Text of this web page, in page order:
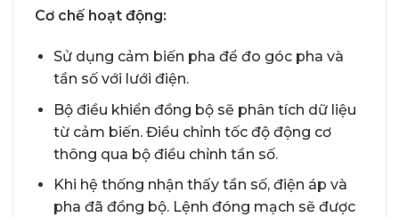
Cơ chế hoạt động:
Sử dụng cảm biến pha để đo góc pha và
tần số với lưới điện.
Bộ điều khiển đồng bộ sẽ phân tích dữ liệu
từ cảm biến. Điều chỉnh tốc độ động cơ
thông qua bộ điều chỉnh tần số.
Khi hệ thống nhận thấy tần số, điện áp và
pha đã đồng bộ. Lệnh đóng mạch sẽ được